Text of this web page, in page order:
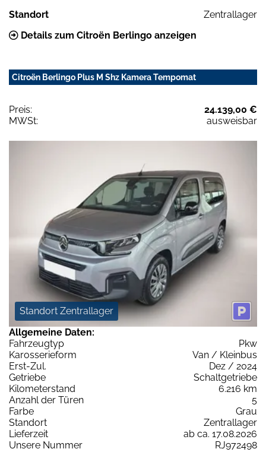
Standort
Zentrallager
Details zum Citroën Berlingo anzeigen
Citroën Berlingo Plus M Shz Kamera Tempomat
Preis:
24.139,00 €
MWSt:
ausweisbar
Standort Zentrallager
Allgemeine Daten:
Fahrzeugtyp
Pkw
Karosserieform
Van / Kleinbus
Erst-Zul.
Dez / 2024
Getriebe
Schaltgetriebe
Kilometerstand
6.216 km
Anzahl der Türen
5
Farbe
Grau
Standort
Zentrallager
Lieferzeit
ab ca. 17.08.2026
Unsere Nummer
RJ972498